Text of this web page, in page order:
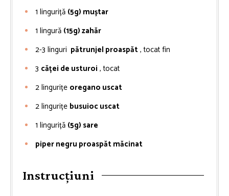
1 linguriță (5g) muștar
1 lingură (15g) zahăr
2-3 linguri pătrunjel proaspăt, tocat fin
3 căței de usturoi , tocat
2lingurițe oregano uscat
2lingurițe busuioc uscat
1 linguriță (5g) sare
piper negru proaspăt măcinat
Instrucțiuni